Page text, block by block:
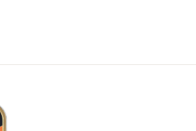
Adult met Smulvulling 6 x 100 g Kattenvoer